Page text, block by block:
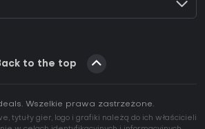
to the top
Wszelkie prawa zastrzeżone.
tytuły gier, logo i grafiki należą do ich właścicieli